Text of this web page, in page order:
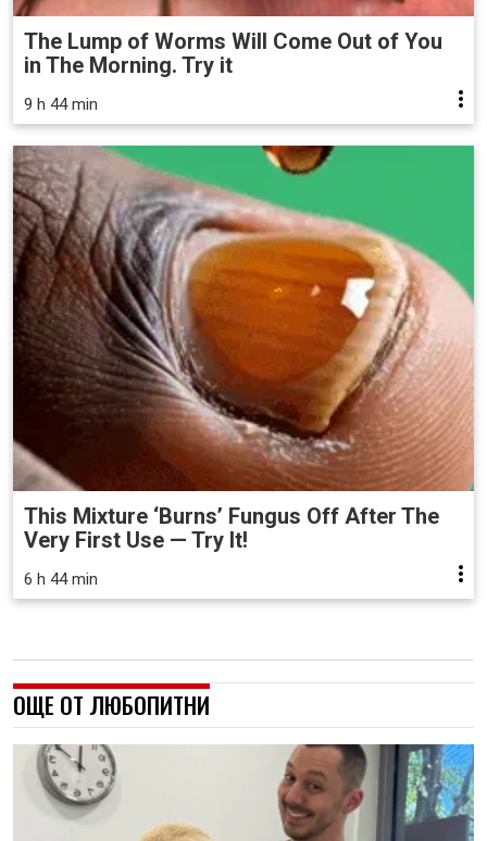
The Lump of Worms Will Come Out of You
in The Morning. Try it
9 h 44 min
This Mixture ‘Burns’ Fungus Off After The
Very First Use — Try It!
6 h 44 min
ОЩЕ ОТ ЛЮБОПИТНИ